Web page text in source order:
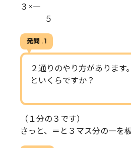
３×―
５
発問 . 1
２通りのやり方があります
といくらですか？
（１分の３です）
さっと、＝と３マス分の―を板